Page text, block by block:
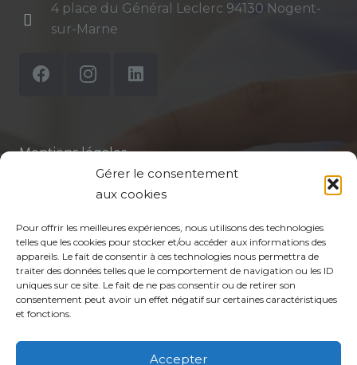
Gérer le consentement
aux cookies
Pour offrir les meilleures expériences, nous utilisons des technologies
telles que les cookies pour stocker et/ou accéder aux informations des
appareils. Le fait de consentir à ces technologies nous permettra de
traiter des données telles que le comportement de navigation ou les ID
uniques sur ce site. Le fait de ne pas consentir ou de retirer son
consentement peut avoir un effet négatif sur certaines caractéristiques
et fonctions.
Accepter
4 place du Général Leclerc 94130 Nogent-
sur-Marne
Mentions légales
Politique de confidentialité du site
ADP 94